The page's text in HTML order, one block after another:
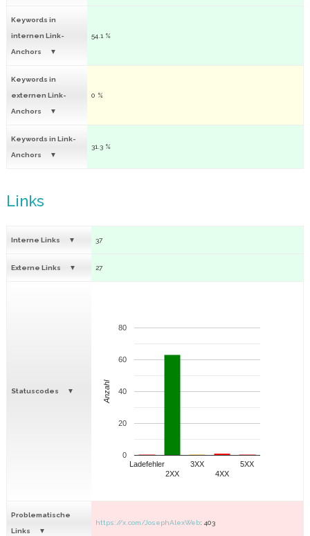
Keywords in
internen Link-
Anchors
54.1 %
Keywords in
externen Link-
Anchors
0 %
Keywords in Link-
Anchors
31.3 %
Links
Interne Links 37
Externe Links 27
Statuscodes
Ladefehler
2XX
3XX
4XX
5XX
0
20
40
60
80
Anzahl
Problematische
Links
https://x.com/JosephAlexWeb: 403